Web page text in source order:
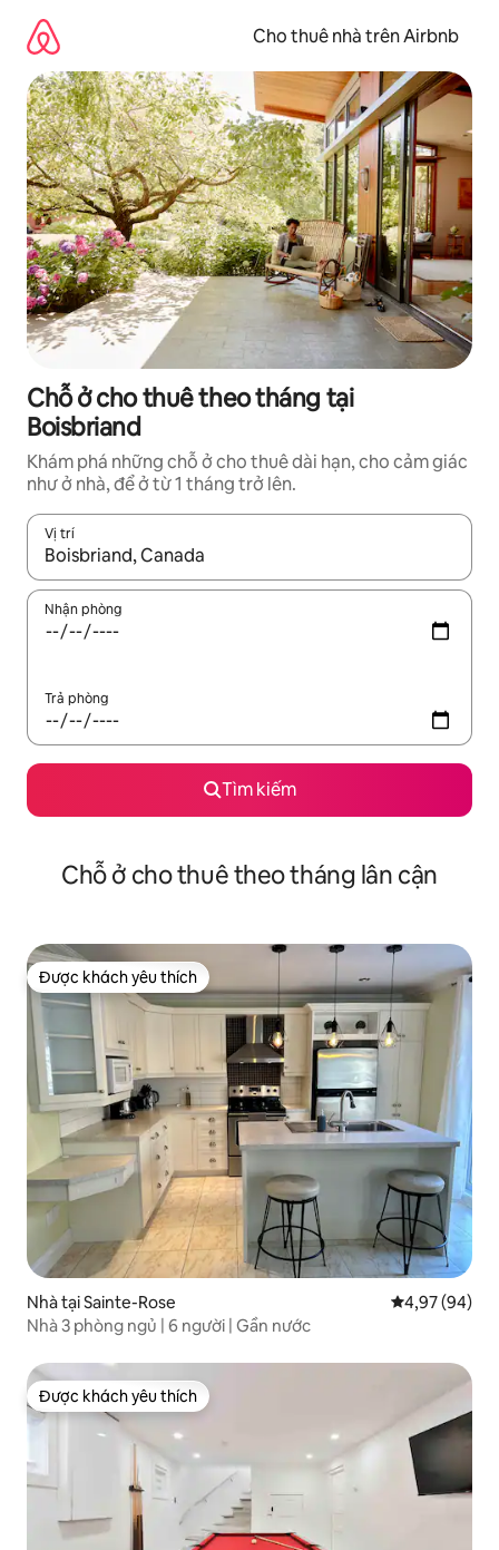
dung
Cho thuê nhà trên Airbnb
Chỗ ở cho thuê theo tháng tại
Boisbriand
Khám phá những chỗ ở cho thuê dài hạn, cho cảm giác
như ở nhà, để ở từ 1 tháng trở lên.
Vị trí
Khi có kết quả, hãy điều hướng bằng phím mũi tên lên và
Nhận phòng
Trả phòng
Tìm kiếm
Chỗ ở cho thuê theo tháng lân cận
Được khách yêu thích
Được khách yêu thích
Nhà tại Sainte-Rose Xếp hạng
4,97 (94)
Nhà 3 phòng ngủ | 6 người | Gần nước
Được khách yêu thích
Được khách yêu thích